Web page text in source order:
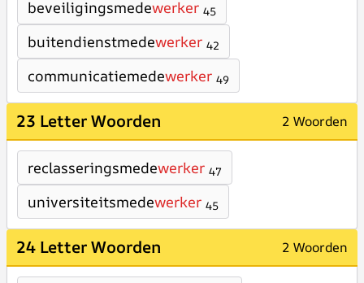
beveiligingsmedewerker 45
buitendienstmedewerker 42
communicatiemedewerker 49
23 Letter Woorden 2 Woorden
reclasseringsmedewerker 47
universiteitsmedewerker 45
24 Letter Woorden 2 Woorden